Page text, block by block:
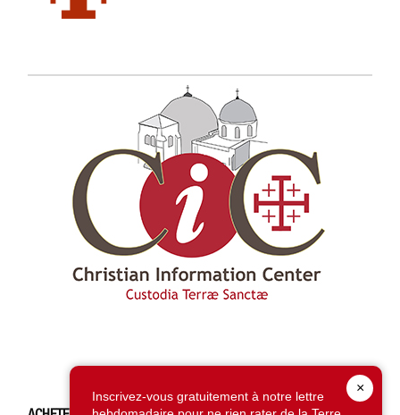
×
Inscrivez-vous gratuitement à notre lettre